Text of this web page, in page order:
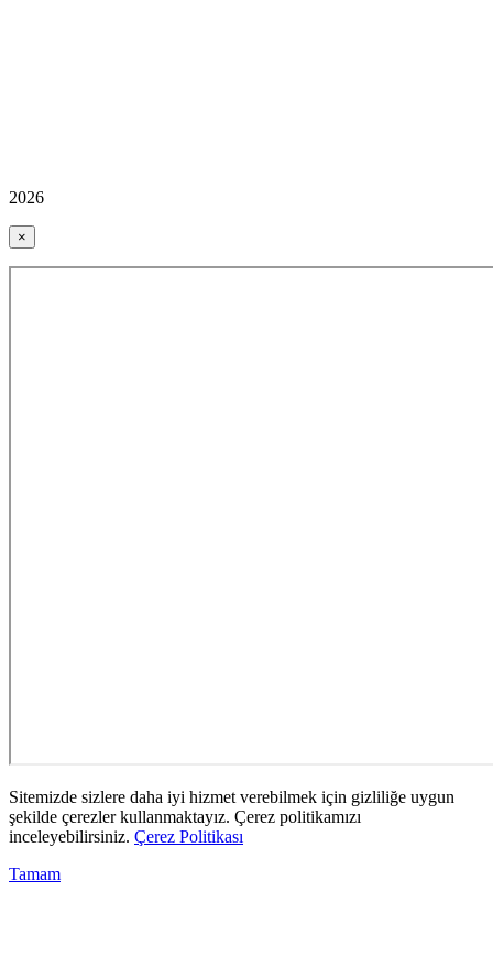
2026
×
Sitemizde sizlere daha iyi hizmet verebilmek için gizliliğe uygun
şekilde çerezler kullanmaktayız. Çerez politikamızı
inceleyebilirsiniz. Çerez Politikası
Tamam